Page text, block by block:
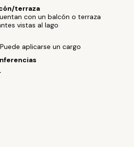
terraza
con un balcón o terraza
vistas al lago
aplicarse un cargo